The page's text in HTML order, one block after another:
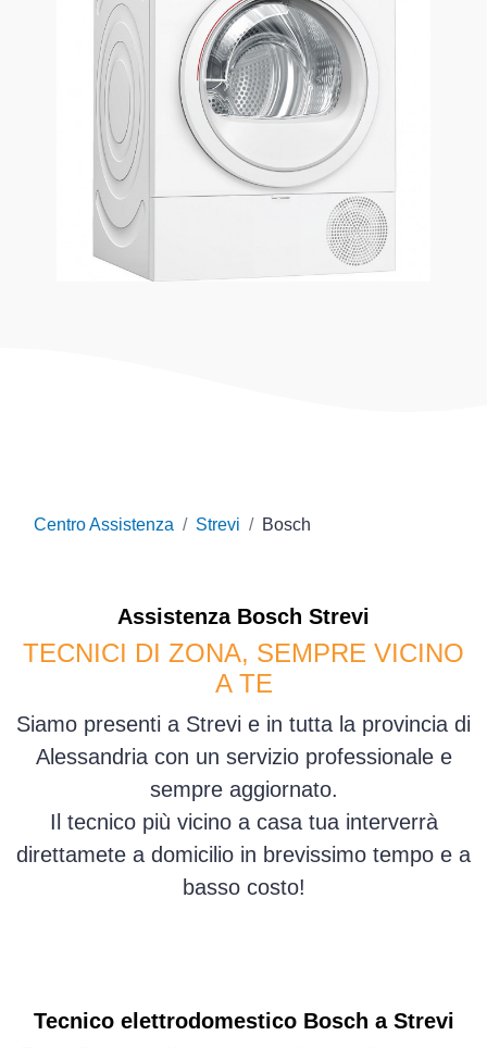
Centro Assistenza Strevi Bosch
Assistenza Bosch Strevi
TECNICI DI ZONA, SEMPRE VICINO
A TE
Siamo presenti a Strevi e in tutta la provincia di
Alessandria con un servizio professionale e
sempre aggiornato.
Il tecnico più vicino a casa tua interverrà
direttamete a domicilio in brevissimo tempo e a
basso costo!
Tecnico elettrodomestico Bosch a Strevi